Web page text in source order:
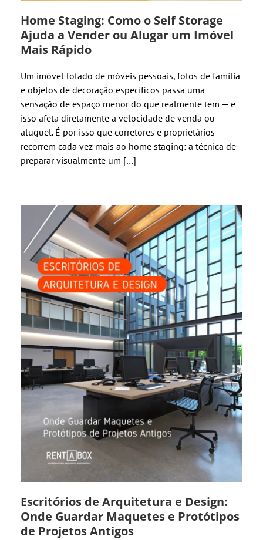
Home Staging: Como o Self Storage
Ajuda a Vender ou Alugar um Imóvel
Mais Rápido
Um imóvel lotado de móveis pessoais, fotos de família
e objetos de decoração específicos passa uma
sensação de espaço menor do que realmente tem — e
isso afeta diretamente a velocidade de venda ou
aluguel. É por isso que corretores e proprietários
recorrem cada vez mais ao home staging: a técnica de
preparar visualmente um […]
Escritórios de Arquitetura e Design:
Onde Guardar Maquetes e Protótipos
de Projetos Antigos